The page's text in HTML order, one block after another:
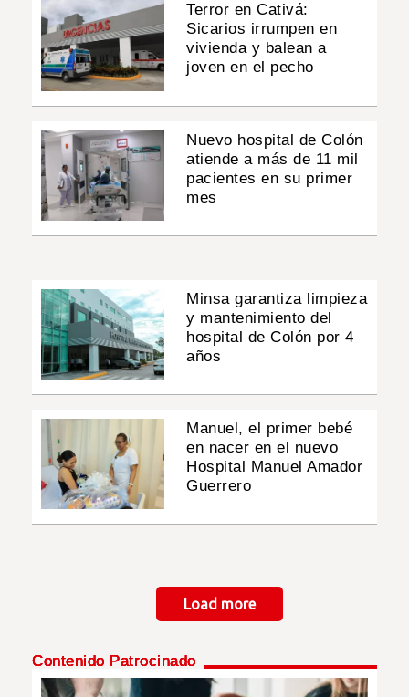
Terror en Cativá:
Sicarios irrumpen en
vivienda y balean a
joven en el pecho
Nuevo hospital de Colón
atiende a más de 11 mil
pacientes en su primer
mes
Minsa garantiza limpieza
y mantenimiento del
hospital de Colón por 4
años
Manuel, el primer bebé
en nacer en el nuevo
Hospital Manuel Amador
Guerrero
Load more
Contenido Patrocinado